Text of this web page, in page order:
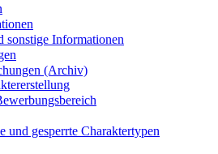
Informationen
(Archiv)
gesperrte Charaktertypen